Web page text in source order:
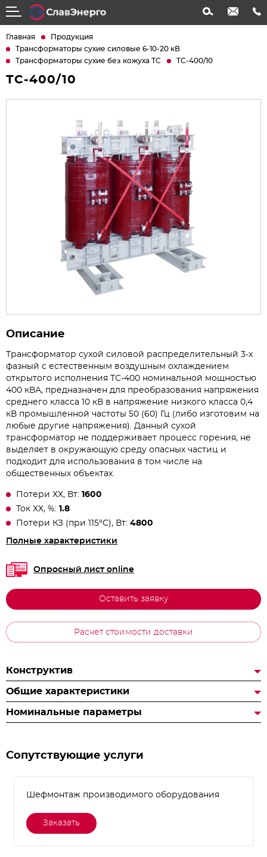
info@slavenergo.com
Главная
Продукция
Трансформаторы сухие силовые 6-10-20 кВ
Трансформаторы сухие без кожуха ТС
ТС-400/10
ТС-400/10
Описание
Трансформатор сухой силовой распределительный 3-х
фазный с естественным воздушным охлаждением
открытого исполнения ТС-400 номинальной мощностью
400 кВА, предназначен для преобразования напряжения
среднего класса 10 кВ в напряжение низкого класса 0,4
кВ промышленной частоты 50 (60) Гц (либо изготовим на
любые другие напряжения). Данный сухой
трансформатор не поддерживает процесс горения, не
выделяет в окружающую среду опасных частиц и
подходит для использования в том числе на
общественных объектах.
Потери ХХ, Вт: 1600
Ток ХХ, %: 1.8
Потери КЗ (при 115°С), Вт: 4800
Полные характеристики
Опросный лист online
Оставить заявку
Расчет стоимости доставки
Конструктив
Общие характеристики
Номинальные параметры
Сопутствующие услуги
Шефмонтаж производимого оборудования
Заказать